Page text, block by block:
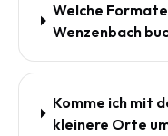
Welche
Wenzenbach
Komme ich mit
kleinere Orte